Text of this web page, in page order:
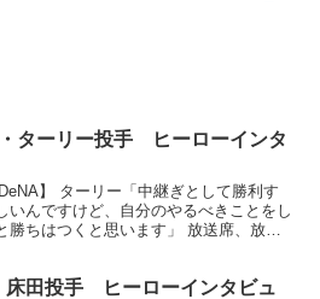
ターリー投手 ヒーローインタ
】 ターリー「中継ぎとして勝利す
いんですけど、自分のやるべきことをし
勝ちはつくと思います」 放送席、放送
田投手 ヒーローインタビュ